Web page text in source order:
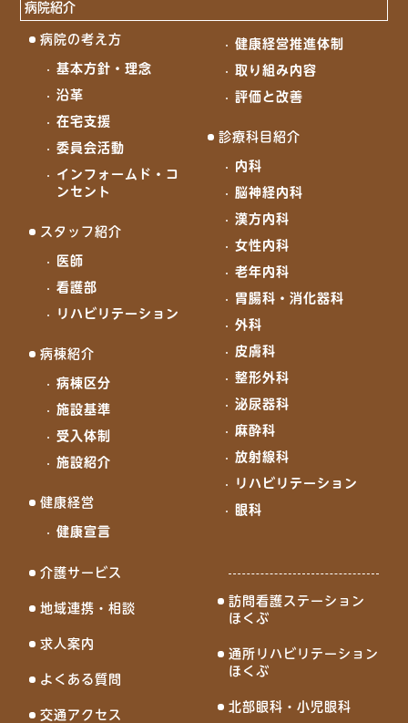
病院紹介
病院の考え方
基本方針・理念
沿革
在宅支援
委員会活動
インフォームド・コ
ンセント
スタッフ紹介
医師
看護部
リハビリテーション
病棟紹介
病棟区分
施設基準
受入体制
施設紹介
健康経営
健康宣言
健康経営推進体制
取り組み内容
評価と改善
診療科目紹介
内科
脳神経内科
漢方内科
女性内科
老年内科
胃腸科・消化器科
外科
皮膚科
整形外科
泌尿器科
麻酔科
放射線科
リハビリテーション
眼科
介護サービス
地域連携・相談
求人案内
よくある質問
交通アクセス
訪問看護ステーション
ほくぶ
通所リハビリテーション
ほくぶ
北部眼科・小児眼科